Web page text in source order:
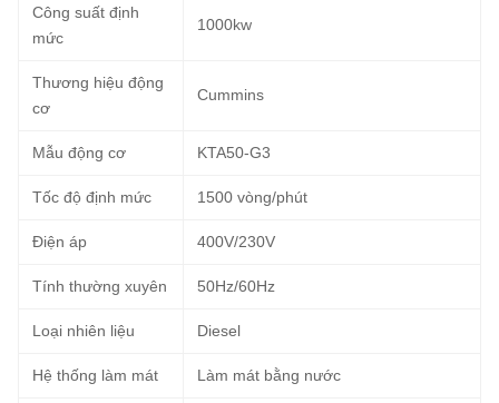
Công suất định
mức
1000kw
Thương hiệu động
cơ
Cummins
Mẫu động cơ KTA50-G3
Tốc độ định mức 1500 vòng/phút
Điện áp 400V/230V
Tính thường xuyên 50Hz/60Hz
Loại nhiên liệu Diesel
Hệ thống làm mát Làm mát bằng nước